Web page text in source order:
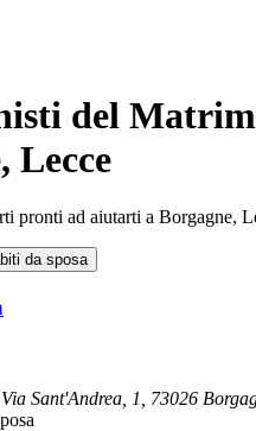
del
Lecce
pronti ad aiutarti a Borgagne,
da sposa
Sant'Andrea, 1, 73026